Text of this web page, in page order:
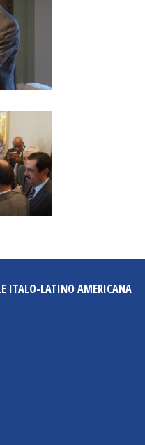
ITALO-LATINO AMERICANA